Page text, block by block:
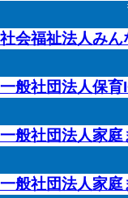
社会福祉法人みん
一般社団法人保
一般社団法人家
一般社団法人家